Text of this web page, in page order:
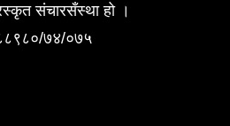
संचारसँस्था हो ।
७४/०७५